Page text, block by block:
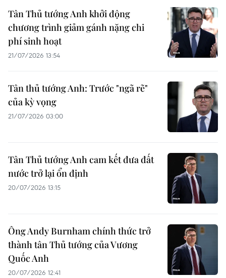
Tân Thủ tướng Anh khởi động
chương trình giảm gánh nặng chi
phí sinh hoạt
21/07/2026 13:54
Tân thủ tướng Anh: Trước "ngã rẽ"
của kỳ vọng
21/07/2026 03:00
Tân Thủ tướng Anh cam kết đưa đất
nước trở lại ổn định
20/07/2026 13:15
Ông Andy Burnham chính thức trở
thành tân Thủ tướng của Vương
Quốc Anh
20/07/2026 12:41